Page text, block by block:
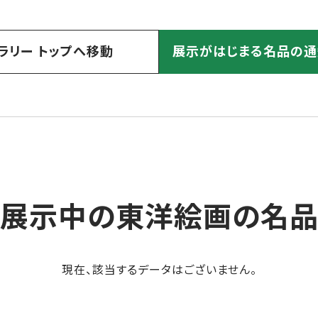
リー トップへ移動 展示がはじまる名品の
展示中の東洋絵画の名品
現在、該当するデータはございません。